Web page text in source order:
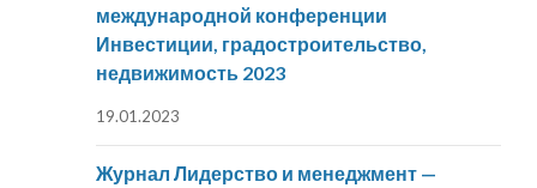
международной конференции
Инвестиции, градостроительство,
недвижимость 2023
19.01.2023
Журнал Лидерство и менеджмент —